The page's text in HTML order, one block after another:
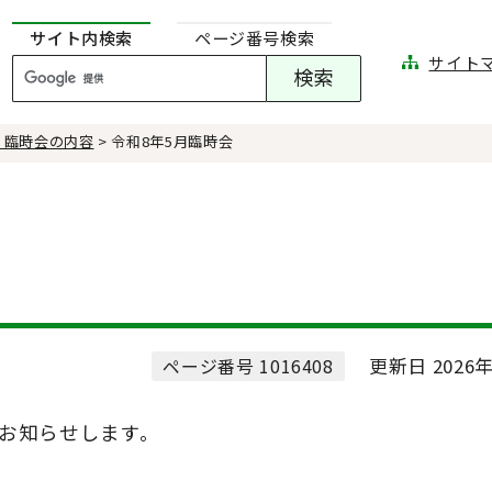
サイト内検索
ページ番号検索
サイト
時会の内容 > 令和8年5月臨時会
ページ番号 1016408 更新日 2026
らせします。